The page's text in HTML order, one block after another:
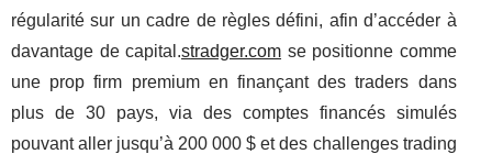
régularité sur un cadre de règles défini, afin d’accéder à
davantage de capital.stradger.com se positionne comme
une prop firm premium en finançant des traders dans
plus de 30 pays, via des comptes financés simulés
pouvant aller jusqu’à 200 000 $ et des challenges trading